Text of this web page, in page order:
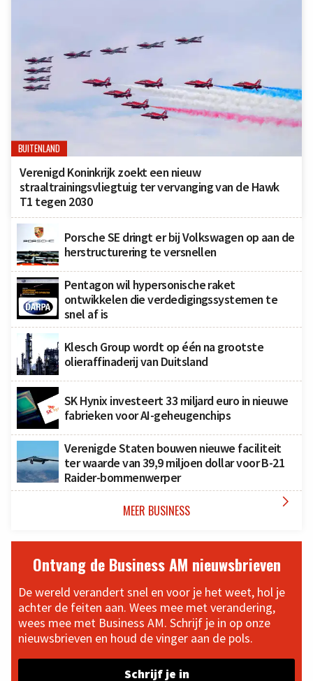
BUITENLAND
Verenigd Koninkrijk zoekt een nieuw
straaltrainingsvliegtuig ter vervanging van de Hawk
T1 tegen 2030
Porsche SE dringt er bij Volkswagen op aan de
herstructurering te versnellen
Pentagon wil hypersonische raket
ontwikkelen die verdedigingssystemen te
snel af is
Klesch Group wordt op één na grootste
olieraffinaderij van Duitsland
SK Hynix investeert 33 miljard euro in nieuwe
fabrieken voor AI-geheugenchips
Verenigde Staten bouwen nieuwe faciliteit
ter waarde van 39,9 miljoen dollar voor B-21
Raider-bommenwerper
MEER BUSINESS 
Ontvang de Business AM nieuwsbrieven
De wereld verandert snel en voor je het weet, hol je
achter de feiten aan. Wees mee met verandering,
wees mee met Business AM. Schrijf je in op onze
nieuwsbrieven en houd de vinger aan de pols.
Schrijf je in